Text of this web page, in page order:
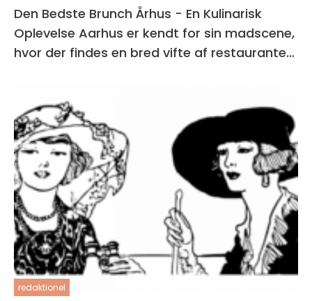
Den Bedste Brunch Århus - En Kulinarisk
Oplevelse Aarhus er kendt for sin madscene,
hvor der findes en bred vifte af restauranter,
redaktionel